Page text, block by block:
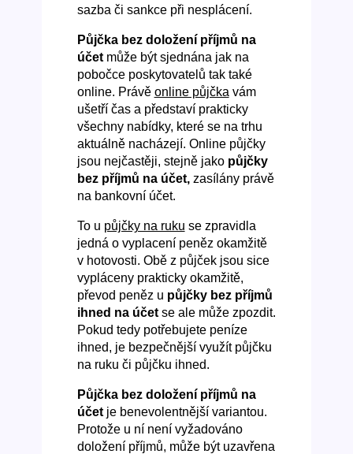
sazba či sankce při nesplácení.
Půjčka bez doložení příjmů na
účetmůže být sjednána jak na
pobočce poskytovatelů tak také
online. Právě online půjčka vám
ušetří čas a představí prakticky
všechny nabídky, které se na trhu
aktuálně nacházejí. Online půjčky
jsou nejčastěji, stejně jako půjčky
bez příjmů na účet,zasílány právě
na bankovní účet.
To u půjčky na ruku se zpravidla
jedná o vyplacení peněz okamžitě
v hotovosti. Obě z půjček jsou sice
vypláceny prakticky okamžitě,
převod peněz u půjčky bez příjmů
ihned na účetse ale může zpozdit.
Pokud tedy potřebujete peníze
ihned, je bezpečnější využít půjčku
na ruku či půjčku ihned.
Půjčka bez doložení příjmů na
účetje benevolentnější variantou.
Protože u ní není vyžadováno
doložení příjmů, může být uzavřena